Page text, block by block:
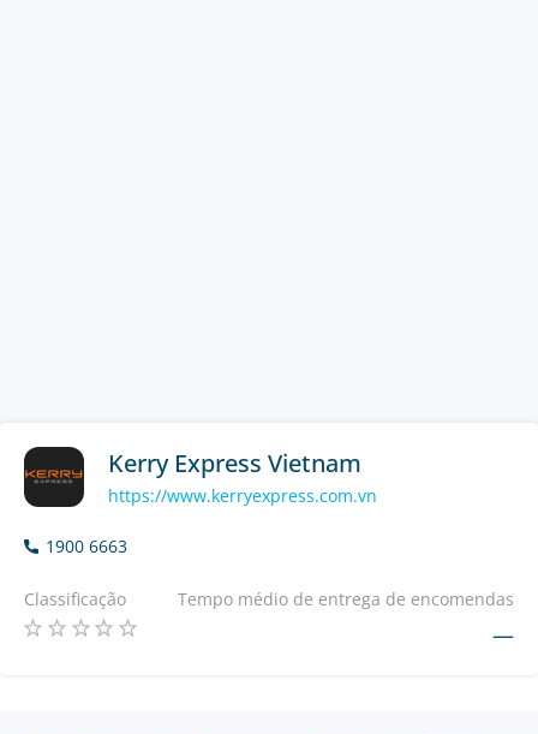
Kerry Express Vietnam
https://www.kerryexpress.com.vn
1900 6663
Classificação Tempo médio de entrega de encomendas
—